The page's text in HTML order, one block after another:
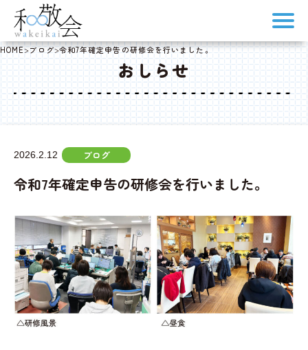
HOME>ブログ>令和7年確定申告の研修会を行いました。
おしらせ
2026.2.12 ブログ
令和7年確定申告の研修会を行いました。